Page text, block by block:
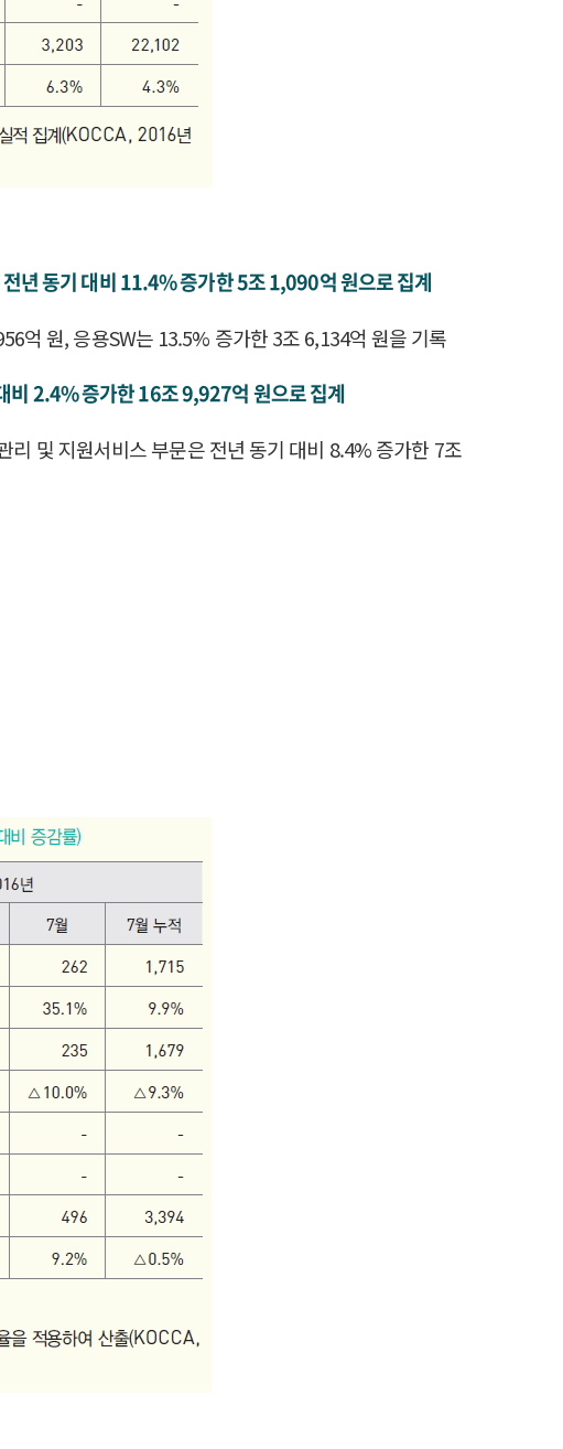
년 동기 대비 11.4% 증가한 5조 1,090억 원으로 집계
억 원, 응용SW는 13.5% 증가한 3조 6,134억 원을 기록
비 2.4% 증가한 16조 9,927억 원으로 집계
및 지원서비스 부문은 전년 동기 대비 8.4% 증가한 7조